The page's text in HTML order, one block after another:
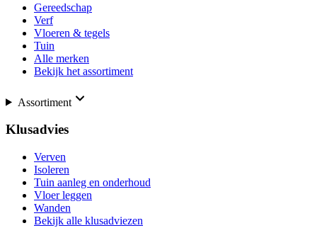
Gereedschap
Verf
Vloeren & tegels
Tuin
Alle merken
Bekijk het assortiment
Assortiment
Klusadvies
Verven
Isoleren
Tuin aanleg en onderhoud
Vloer leggen
Wanden
Bekijk alle klusadviezen